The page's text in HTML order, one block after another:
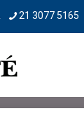
21 3077 5165